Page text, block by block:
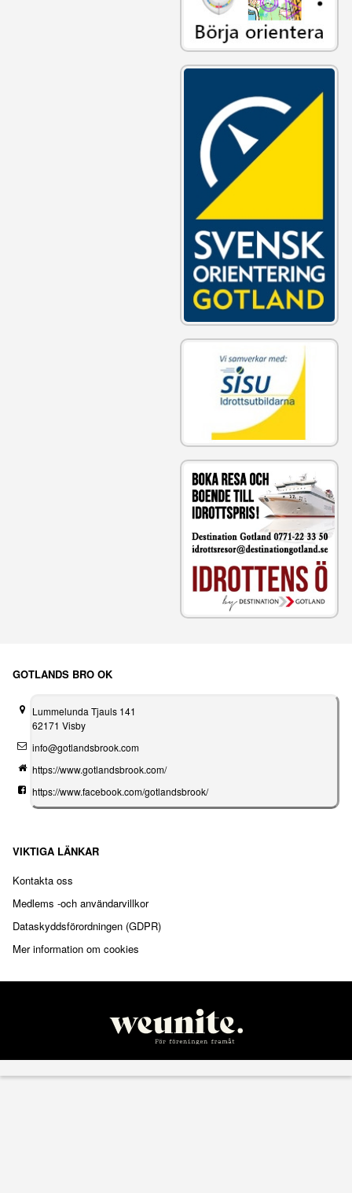
GOTLANDS BRO OK
Lummelunda Tjauls 141
62171 Visby
info@gotlandsbrook.com
https://www.gotlandsbrook.com/
https://www.facebook.com/gotlandsbrook/
VIKTIGA LÄNKAR
Kontakta oss
Medlems -och användarvillkor
Dataskyddsförordningen (GDPR)
Mer information om cookies